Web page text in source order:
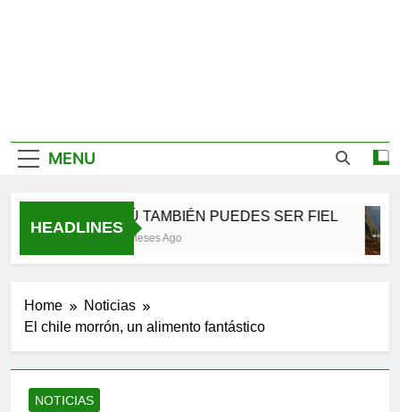
MENU
HEADLINES
TÚ TAMBIÉN PUEDES SER FIEL
2 Meses Ago
Home
Noticias
El chile morrón, un alimento fantástico
NOTICIAS